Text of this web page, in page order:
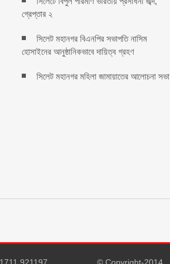
গ্রেপ্তার ২
সিলেট মহানগর বিএনপির সভাপতি নাসিম
হোসাইনের আনুষ্ঠানিকভাবে দায়িত্ব গ্রহণ
সিলেট মহানগর মহিলা জামায়াতের আলোচনা সভা